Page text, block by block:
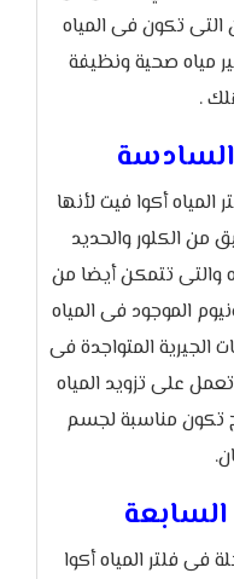
التى تكون فى المياه
مياه صحية ونظيفة
.
السادسة
أكوا فيت لأنها
من الكلور والحديد
والتى تتمكن أيضا من
الموجود فى المياه
الجيرية المتواجدة فى
على تزويد المياه
تكون مناسبة لجسم
السابعة
فى فلتر المياه أكوا